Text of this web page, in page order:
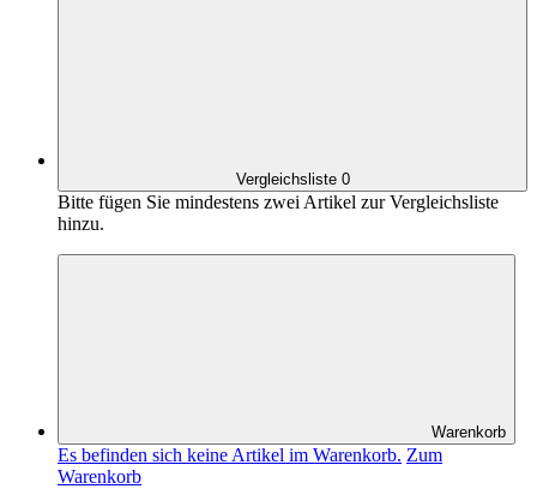
Vergleichsliste 0
Bitte fügen Sie mindestens zwei Artikel zur Vergleichsliste
hinzu.
Warenkorb
Es befinden sich keine Artikel im Warenkorb. Zum
Warenkorb